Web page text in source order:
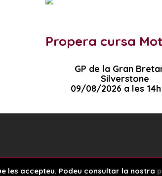
Propera cursa
GP de la Gran
Silverstone
09/08/2026 a les 14h
les accepteu. Podeu consultar la nostra